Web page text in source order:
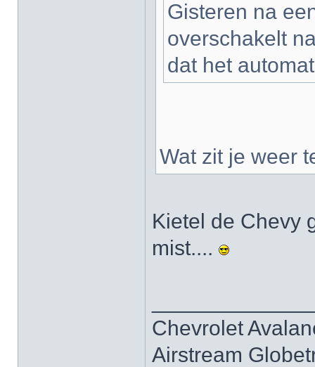
Gisteren na
overschakelt
dat het
Wat zit je weer
Kietel de Chevy
mist....
Chevrolet
Airstream